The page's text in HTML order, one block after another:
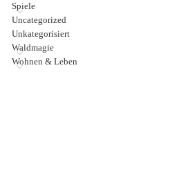
Spiele
Uncategorized
Unkategorisiert
Waldmagie
Wohnen & Leben